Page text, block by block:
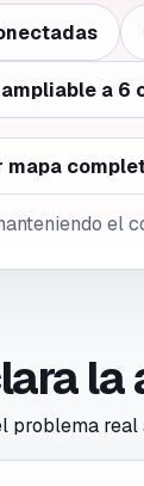
ampliable a 6
mapa
el
problema